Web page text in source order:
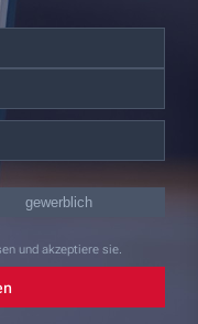
gewerblich
und akzeptiere sie.